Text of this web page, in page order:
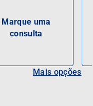
Marque uma
consulta
Mais opções